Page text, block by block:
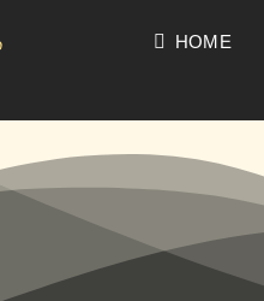
HOME